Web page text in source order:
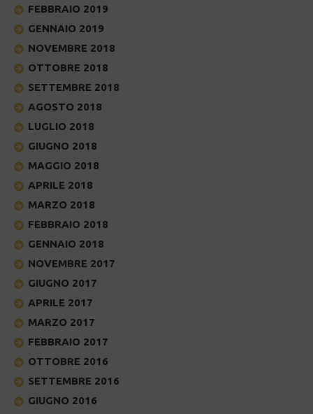
FEBBRAIO 2019
GENNAIO 2019
NOVEMBRE 2018
OTTOBRE 2018
SETTEMBRE 2018
AGOSTO 2018
LUGLIO 2018
GIUGNO 2018
MAGGIO 2018
APRILE 2018
MARZO 2018
FEBBRAIO 2018
GENNAIO 2018
NOVEMBRE 2017
GIUGNO 2017
APRILE 2017
MARZO 2017
FEBBRAIO 2017
OTTOBRE 2016
SETTEMBRE 2016
GIUGNO 2016